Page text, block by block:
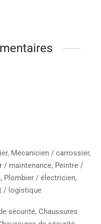
Mécanicien / carrossier,
/ maintenance, Peintre /
Plombier / électricien,
/ logistique
sécurité, Chaussures